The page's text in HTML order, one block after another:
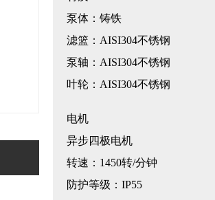
泵体：铸铁
滤篮：AISI304不锈钢
泵轴：AISI304不锈钢
叶轮：AISI304不锈钢
电机
异步四极电机
转速：1450转/分钟
防护等级：IP55